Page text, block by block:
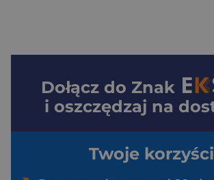
Dołącz do Znak
i oszczędzaj na
Twoje